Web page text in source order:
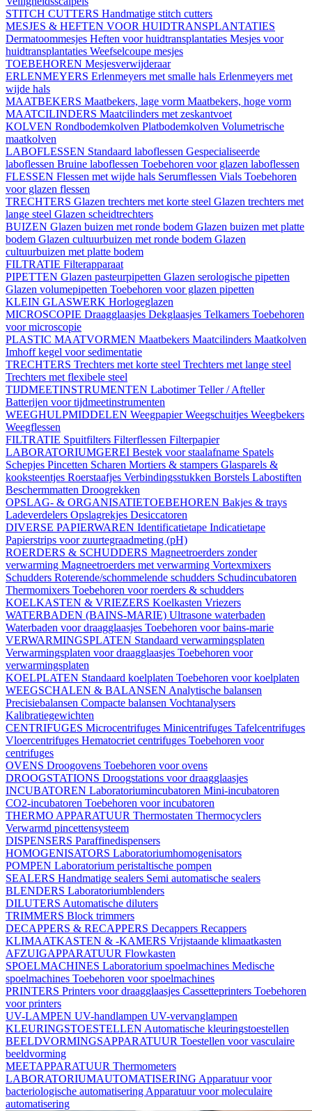
STITCH CUTTERS Handmatige stitch cutters
MESJES & HEFTEN VOOR HUIDTRANSPLANTATIES
Dermatoommesjes Heften voor huidtransplantaties Mesjes voor
huidtransplantaties Weefselcoupe mesjes
TOEBEHOREN Mesjesverwijderaar
ERLENMEYERS Erlenmeyers met smalle hals Erlenmeyers met
wijde hals
MAATBEKERS Maatbekers, lage vorm Maatbekers, hoge vorm
MAATCILINDERS Maatcilinders met zeskantvoet
KOLVEN Rondbodemkolven Platbodemkolven Volumetrische
maatkolven
LABOFLESSEN Standaard laboflessen Gespecialiseerde
laboflessen Bruine laboflessen Toebehoren voor glazen laboflessen
FLESSEN Flessen met wijde hals Serumflessen Vials Toebehoren
voor glazen flessen
TRECHTERS Glazen trechters met korte steel Glazen trechters met
lange steel Glazen scheidtrechters
BUIZEN Glazen buizen met ronde bodem Glazen buizen met platte
bodem Glazen cultuurbuizen met ronde bodem Glazen
cultuurbuizen met platte bodem
FILTRATIE Filterapparaat
PIPETTEN Glazen pasteurpipetten Glazen serologische pipetten
Glazen volumepipetten Toebehoren voor glazen pipetten
KLEIN GLASWERK Horlogeglazen
MICROSCOPIE Draagglaasjes Dekglaasjes Telkamers Toebehoren
voor microscopie
PLASTIC MAATVORMEN Maatbekers Maatcilinders Maatkolven
Imhoff kegel voor sedimentatie
TRECHTERS Trechters met korte steel Trechters met lange steel
Trechters met flexibele steel
TIJDMEETINSTRUMENTEN LabotimerTeller / Afteller
Batterijen voor tijdmeetinstrumenten
WEEGHULPMIDDELEN WeegpapierWeegschuitjes Weegbekers
Weegflessen
FILTRATIE Spuitfilters Filterflessen Filterpapier
LABORATORIUMGEREI Bestek voor staalafname Spatels
Schepjes Pincetten Scharen Mortiers & stampers Glasparels &
kooksteentjes Roerstaafjes Verbindingsstukken Borstels Labostiften
Beschermmatten Droogrekken
OPSLAG- & ORGANISATIETOEBEHOREN Bakjes & trays
Ladeverdelers Opslagrekjes Desiccatoren
DIVERSE PAPIERWAREN Identificatietape Indicatietape
Papierstrips voor zuurtegraadmeting (pH)
ROERDERS & SCHUDDERS Magneetroerders zonder
verwarming Magneetroerders met verwarming Vortexmixers
Schudders Roterende/schommelende schudders Schudincubatoren
Thermomixers Toebehoren voor roerders & schudders
KOELKASTEN & VRIEZERS Koelkasten Vriezers
WATERBADEN (BAINS-MARIE) Ultrasone waterbaden
Waterbaden voor draagglaasjes Toebehoren voor bains-marie
VERWARMINGSPLATEN Standaard verwarmingsplaten
Verwarmingsplaten voor draagglaasjes Toebehoren voor
verwarmingsplaten
KOELPLATEN Standaard koelplaten Toebehoren voor koelplaten
WEEGSCHALEN & BALANSEN Analytische balansen
Precisiebalansen Compacte balansen Vochtanalysers
Kalibratiegewichten
CENTRIFUGES Microcentrifuges Minicentrifuges Tafelcentrifuges
Vloercentrifuges Hematocriet centrifuges Toebehoren voor
centrifuges
OVENS Droogovens Toebehoren voor ovens
DROOGSTATIONS Droogstations voor draagglaasjes
INCUBATOREN Laboratoriumincubatoren Mini-incubatoren
CO2-incubatoren Toebehoren voor incubatoren
THERMO APPARATUUR Thermostaten Thermocyclers
Verwarmd pincettensysteem
DISPENSERS Paraffinedispensers
HOMOGENISATORS Laboratoriumhomogenisators
POMPEN Laboratorium peristaltische pompen
SEALERS Handmatige sealers Semi automatische sealers
BLENDERS Laboratoriumblenders
DILUTERS Automatische diluters
TRIMMERS Block trimmers
DECAPPERS & RECAPPERS Decappers Recappers
KLIMAATKASTEN & -KAMERS Vrijstaande klimaatkasten
AFZUIGAPPARATUUR Flowkasten
SPOELMACHINES Laboratorium spoelmachines Medische
spoelmachines Toebehoren voor spoelmachines
PRINTERS Printers voor draagglaasjes Cassetteprinters Toebehoren
voor printers
UV-LAMPEN UV-handlampen UV-vervanglampen
KLEURINGSTOESTELLEN Automatische kleuringstoestellen
BEELDVORMINGSAPPARATUUR Toestellen voor vasculaire
beeldvorming
MEETAPPARATUUR Thermometers
LABORATORIUMAUTOMATISERING Apparatuur voor
bacteriologische automatisering Apparatuur voor moleculaire
automatisering